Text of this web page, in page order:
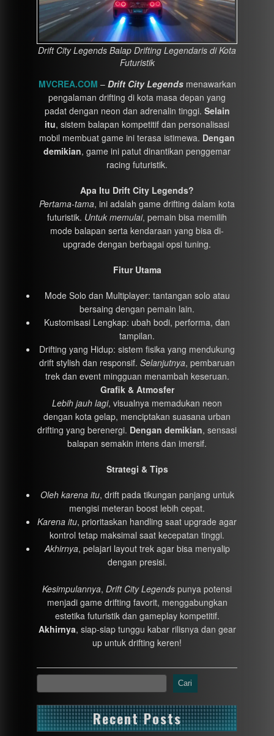
Drift City Legends Balap Drifting Legendaris di Kota
Futuristik
MVCREA.COM – Drift City Legendsmenawarkan
pengalaman drifting di kota masa depan yang
padat dengan neon dan adrenalin tinggi. Selain
itu, sistem balapan kompetitif dan personalisasi
mobil membuat game ini terasa istimewa. Dengan
demikian, game ini patut dinantikan penggemar
racing futuristik.
Apa Itu Drift City Legends?
Pertama-tama, ini adalah game drifting dalam kota
futuristik. Untuk memulai, pemain bisa memilih
mode balapan serta kendaraan yang bisa di-
upgrade dengan berbagai opsi tuning.
Fitur Utama
Mode Solo dan Multiplayer: tantangan solo atau
bersaing dengan pemain lain.
Kustomisasi Lengkap: ubah bodi, performa, dan
tampilan.
Drifting yang Hidup: sistem fisika yang mendukung
drift stylish dan responsif. Selanjutnya, pembaruan
trek dan event mingguan menambah keseruan.
Grafik & Atmosfer
Lebih jauh lagi, visualnya memadukan neon
dengan kota gelap, menciptakan suasana urban
drifting yang berenergi. Dengan demikian, sensasi
balapan semakin intens dan imersif.
Strategi & Tips
Oleh karena itu, drift pada tikungan panjang untuk
mengisi meteran boost lebih cepat.
Karena itu, prioritaskan handling saat upgrade agar
kontrol tetap maksimal saat kecepatan tinggi.
Akhirnya, pelajari layout trek agar bisa menyalip
dengan presisi.
Kesimpulannya, Drift City Legends punya potensi
menjadi game drifting favorit, menggabungkan
estetika futuristik dan gameplay kompetitif.
Akhirnya, siap-siap tunggu kabar rilisnya dan gear
up untuk drifting keren!
Cari
Recent Posts